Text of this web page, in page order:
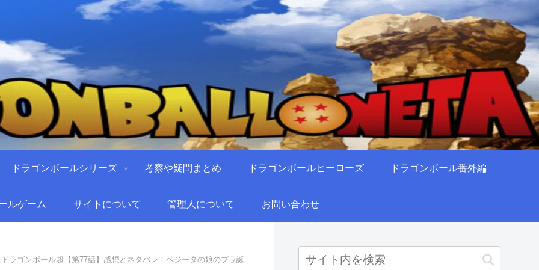
ドラゴンボールシリーズ 考察や疑問まとめ ドラゴンボールヒーローズ ドラゴンボール番外編
ルゲーム サイトについて 管理人について お問い合わせ
ドラゴンボール超【第77話】感想とネタバレ！ベジータの娘のブラ誕